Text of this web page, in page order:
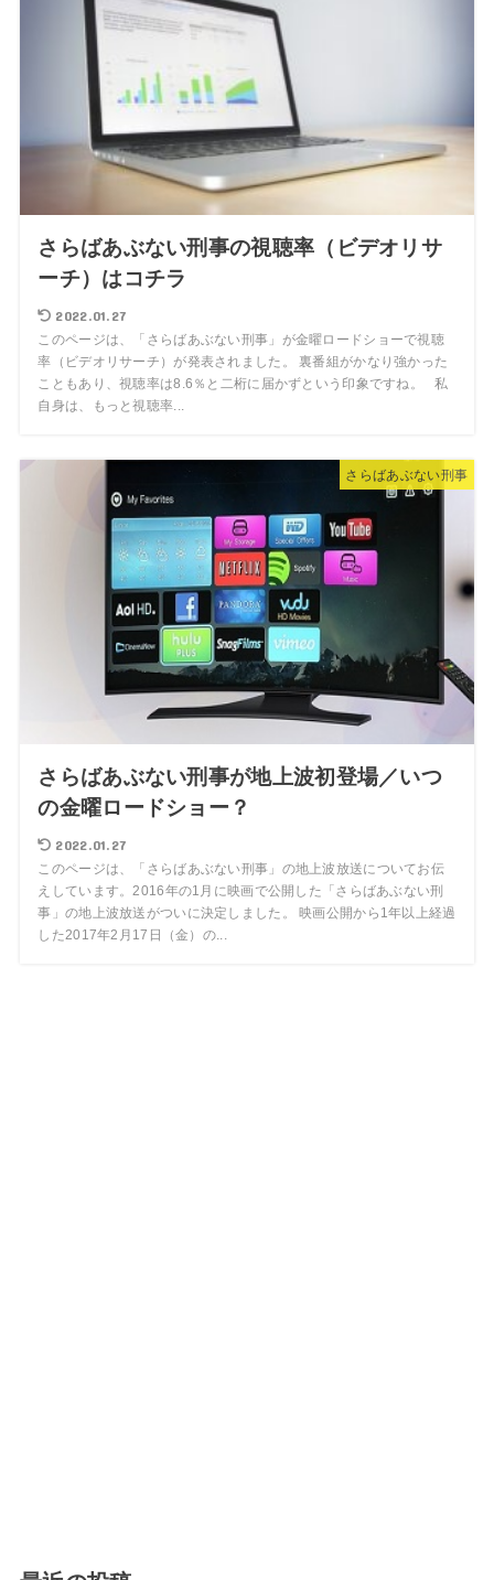
さらばあぶない刑事の視聴率（ビデオリサ
ーチ）はコチラ
2022.01.27
このページは、「さらばあぶない刑事」が金曜ロードショーで視聴
率（ビデオリサーチ）が発表されました。 裏番組がかなり強かった
こともあり、視聴率は8.6％と二桁に届かずという印象ですね。 私
自身は、もっと視聴率...
さらばあぶない刑事
さらばあぶない刑事が地上波初登場／いつ
の金曜ロードショー？
2022.01.27
このページは、「さらばあぶない刑事」の地上波放送についてお伝
えしています。2016年の1月に映画で公開した「さらばあぶない刑
事」の地上波放送がついに決定しました。 映画公開から1年以上経過
した2017年2月17日（金）の...